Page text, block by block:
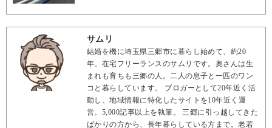
サムリ
結婚を機に埼玉県三郷市に暮らし始めて、約20
年。在宅フリーランスのサムリです。奥さんは生
まれも育ちも三郷の人。二人の息子と一匹のワン
コと暮らしています。 ブロガーとして20年近く活
動し、地域情報に特化したサイトを10年近く運
営。5,000記事以上を執筆。 三郷に引っ越してきた
ばかりの方から、長年暮らしている方まで。老若